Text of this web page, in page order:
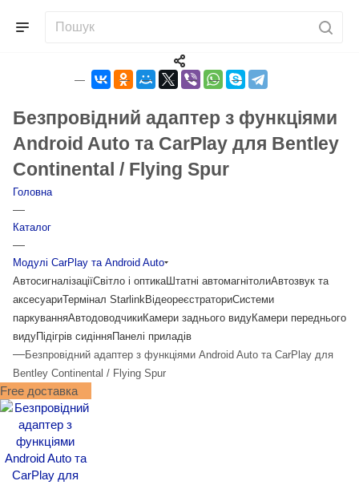
Безпровідний адаптер з функціями
Android Auto та CarPlay для Bentley
Continental / Flying Spur
Головна
—
Каталог
—
Модулі CarPlay та Android Auto
АвтосигналізаціїСвітло і оптикаШтатні автомагнітолиАвтозвук та
аксесуариТермінал StarlinkВідеореєстраториСистеми
паркуванняАвтодоводчикиКамери заднього видуКамери переднього
видуПідігрів сидінняПанелі приладів
—Безпровідний адаптер з функціями Android Auto та CarPlay для
Bentley Continental / Flying Spur
Free доставка